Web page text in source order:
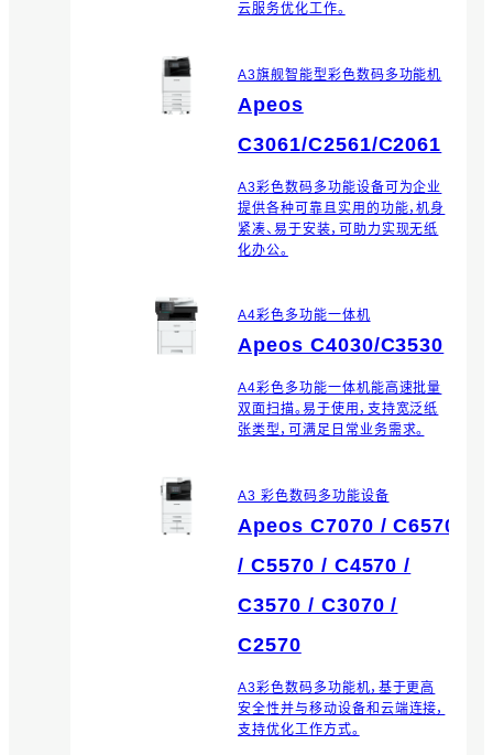
云服务优化工作。
A3旗舰智能型彩色数码多功能机
Apeos
C3061/C2561/C2061
A3彩色数码多功能设备可为企业
提供各种可靠且实用的功能，机身
紧凑、易于安装，可助力实现无纸
化办公。
A4彩色多功能一体机
Apeos C4030/C3530
A4彩色多功能一体机能高速批量
双面扫描。易于使用，支持宽泛纸
张类型，可满足日常业务需求。
A3 彩色数码多功能设备
Apeos C7070 / C6570
/ C5570 / C4570 /
C3570 / C3070 /
C2570
A3彩色数码多功能机，基于更高
安全性并与移动设备和云端连接，
支持优化工作方式。